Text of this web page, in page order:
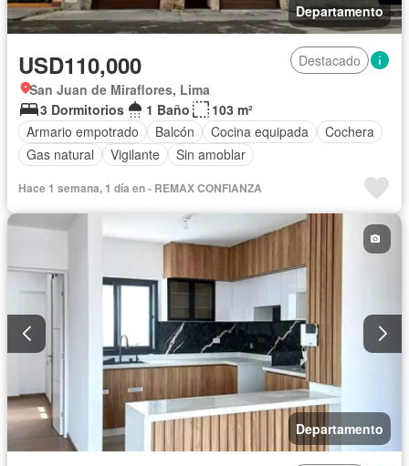
Departamento
USD110,000
Destacado
San Juan de Miraflores, Lima
3 Dormitorios
1 Baño
103 m²
Armario empotrado
Balcón Cocina equipada
Cochera
Gas natural
Vigilante Sin amoblar
Hace 1 semana, 1 día en - REMAX CONFIANZA
Departamento